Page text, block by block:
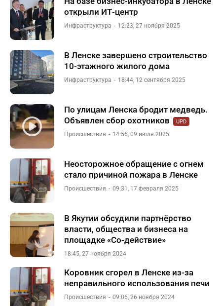
открыли ИТ-центр
Инфраструктура 12:23, 27 ноября 2025
В Ленске завершено строительство
10-этажного жилого дома
Инфраструктура 18:44, 12 сентября 2025
По улицам Ленска бродит медведь.
Объявлен сбор охотников
UPD
Происшествия 14:56, 09 июля 2025
Неосторожное обращение с огнем
стало причиной пожара в Ленске
Происшествия 09:31, 17 февраля 2025
В Якутии обсудили партнёрство
власти, общества и бизнеса на
площадке «Со-действие»
18:45, 27 ноября 2024
Коровник сгорел в Ленске из-за
неправильного использования печи
Происшествия 09:06, 26 ноября 2024